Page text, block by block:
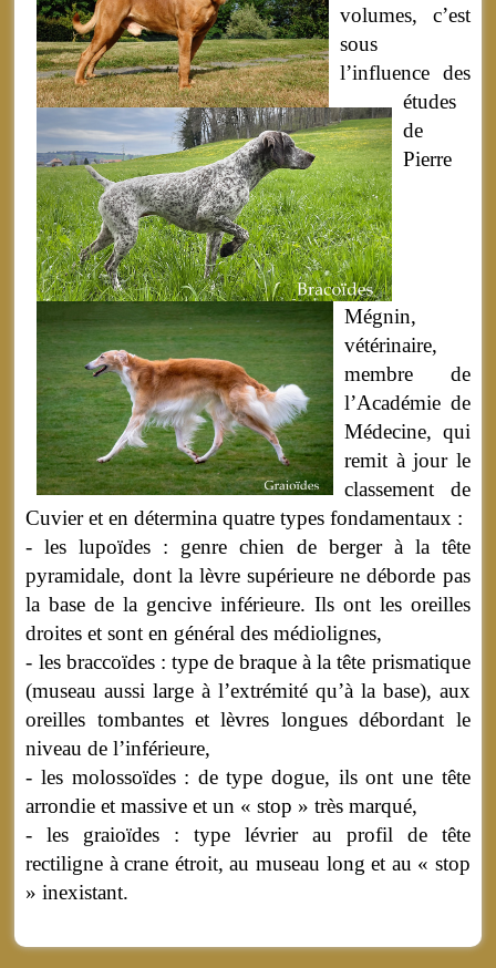
volumes, c’est
sous
l’influence des
études
de
Pierre
Mégnin,
vétérinaire,
membre de
l’Académie de
Médecine, qui
remit à jour le
classement de
Cuvier et en détermina quatre types fondamentaux :
- les lupoïdes : genre chien de berger à la tête
pyramidale, dont la lèvre supérieure ne déborde pas
la base de la gencive inférieure. Ils ont les oreilles
droites et sont en général des médiolignes,
- les braccoïdes : type de braque à la tête prismatique
(museau aussi large à l’extrémité qu’à la base), aux
oreilles tombantes et lèvres longues débordant le
niveau de l’inférieure,
- les molossoïdes : de type dogue, ils ont une tête
arrondie et massive et un « stop » très marqué,
- les graioïdes : type lévrier au profil de tête
rectiligne à crane étroit, au museau long et au « stop
» inexistant.